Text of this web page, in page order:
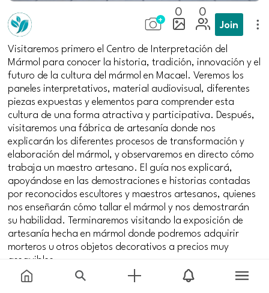
0 0
Join
Visitaremos primero el Centro de Interpretación del
Mármol para conocer la historia, tradición, innovación y el
futuro de la cultura del mármol en Macael. Veremos los
paneles interpretativos, material audiovisual, diferentes
piezas expuestas y elementos para comprender esta
cultura de una forma atractiva y participativa. Después,
visitaremos una fábrica de artesanía donde nos
explicarán los diferentes procesos de transformación y
elaboración del mármol, y observaremos en directo cómo
trabaja un maestro artesano. El guía nos explicará,
apoyándose en las demostraciones e historias contadas
por reconocidos escultores y maestros artesanos, quienes
nos enseñarán cómo tallar el mármol y nos demostrarán
su habilidad. Terminaremos visitando la exposición de
artesanía hecha en mármol donde podremos adquirir
morteros u otros objetos decorativos a precios muy
asequibles.
Dates Price